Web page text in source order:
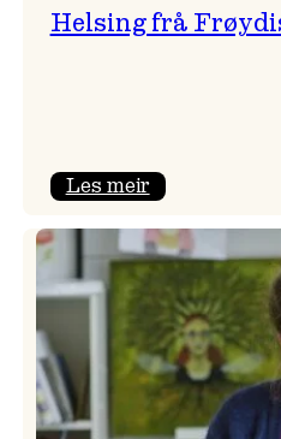
Helsing frå
Les meir:
frå
Frøydis